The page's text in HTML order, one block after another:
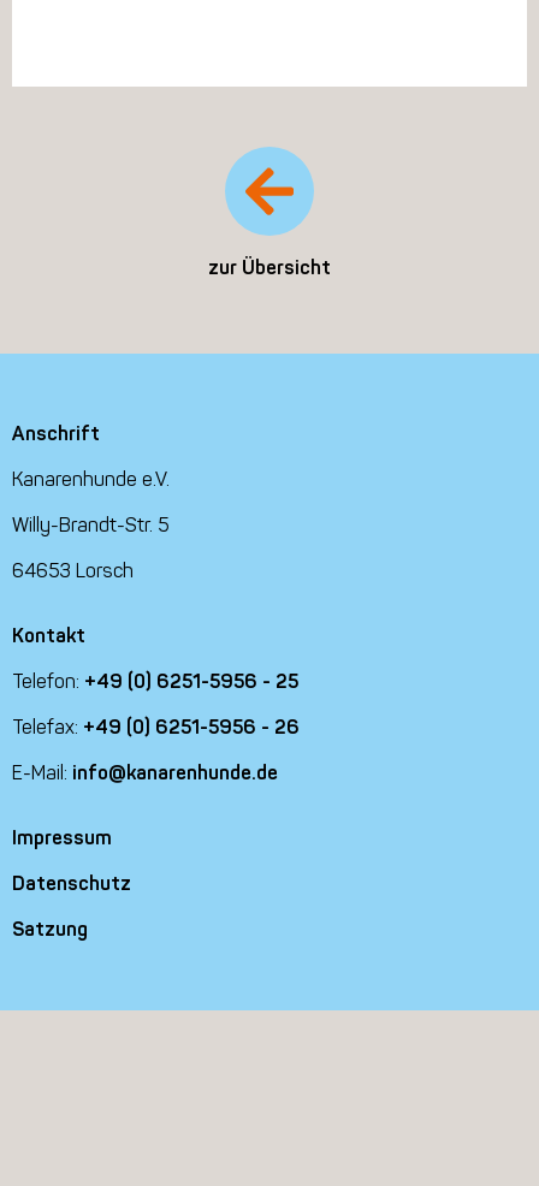
zur Übersicht
Anschrift
Kanarenhunde e.V.
Willy-Brandt-Str. 5
64653 Lorsch
Kontakt
Telefon: +49 (0) 6251-5956 - 25
Telefax: +49 (0) 6251-5956 - 26
E-Mail: info@kanarenhunde.de
Impressum
Datenschutz
Satzung